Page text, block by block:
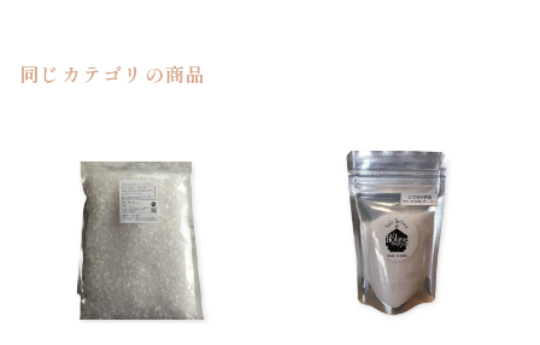
同じカテゴリの商品